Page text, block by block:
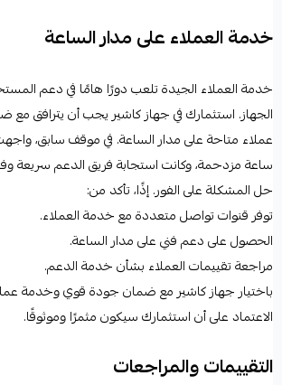
خدمة العملاء على مدار الساعة
خدمة العملاء الجيدة تلعب دورًا هامًا في دعم
الجهاز. استثمارك في جهاز كاشير يجب أن يترافق
عملاء متاحة على مدار الساعة. في موقف سابق،
ساعة مزدحمة، وكانت استجابة فريق الدعم سريعة
حل المشكلة على الفور. إذًا، تأكد من:
توفر قنوات تواصل متعددة مع خدمة العملاء.
الحصول على دعم فني على مدار الساعة.
مراجعة تقييمات العملاء بشأن خدمة الدعم.
باختيار جهاز كاشير مع ضمان جودة قوي وخدمة
الاعتماد على أن استثمارك سيكون مثمرًا وموثوقًا.
التقييمات والمراجعات